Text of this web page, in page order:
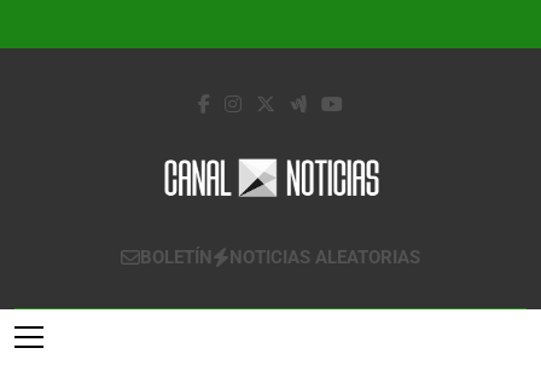
Canal Noticias
Canal Noticias
BOLETÍN NOTICIAS ALEATORIAS